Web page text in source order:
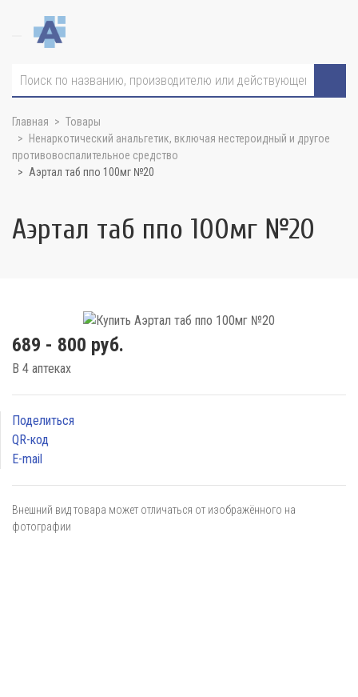
Главная
Товары
Ненаркотический анальгетик, включая нестероидный и другое
противовоспалительное средство
Аэртал таб ппо 100мг №20
Аэртал таб ппо 100мг №20
689 - 800 руб.
В 4 аптеках
Поделиться
QR-код
E-mail
Внешний вид товара может отличаться от изображённого на
фотографии